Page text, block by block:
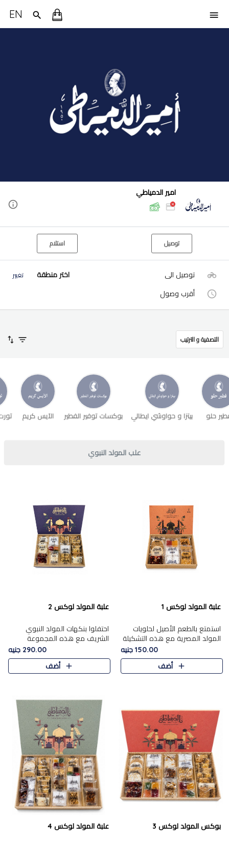
EN
امير الدمياطي
توصيل استلام
توصيل الى اختر منطقة تغيير
أقرب وصول
التصفية و الترتيب
حلو بيتزا و حواوشي ايطالي بوكسات توفير الفطير الآيس كريم
علب المولد النبوي
علبة المولد لوكس 1
استمتع بالطعم الأصيل لحلويات
المولد المصرية مع هذه التشكيلة
المختارة بعناية من 9 قطع. تتضمن
التشكيلة جوزرية مع فول،ملبان
150.00 جنيه
أضف
علبة المولد لوكس 2
احتفلوا بنكهات المولد النبوي
الشريف مع هذه المجموعة
الفاخرة المكونة من 19 قطعة،
والتي تم اختيارها بعناية فائقة لتُبرز
تشكيلة واسعة من الحلويات
290.00 جنيه
أضف
بوكس المولد لوكس 3 علبة المولد لوكس 4